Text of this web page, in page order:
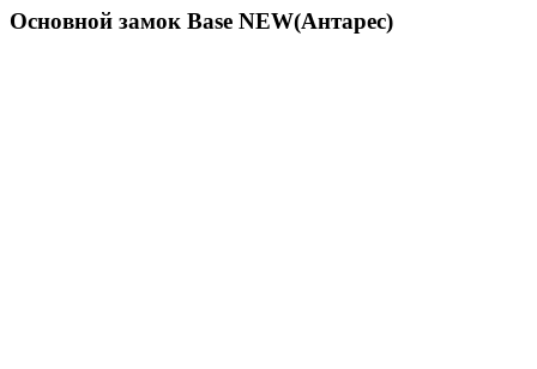
Основной замок Base NEW(Антарес)